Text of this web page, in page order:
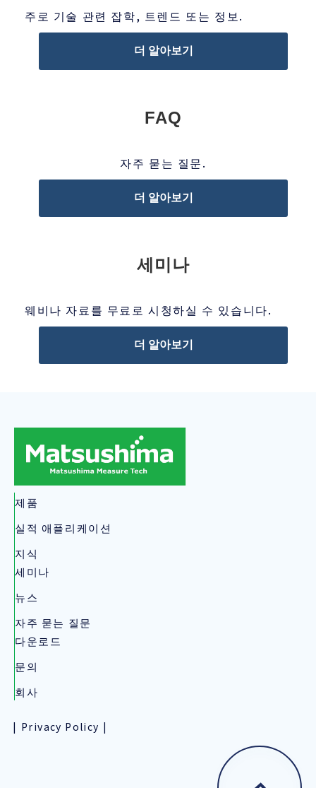
주로 기술 관련 잡학, 트렌드 또는 정보.
더 알아보기
FAQ
자주 묻는 질문.
더 알아보기
세미나
웨비나 자료를 무료로 시청하실 수 있습니다.
더 알아보기
제품
실적 애플리케이션
지식
세미나
뉴스
자주 묻는 질문
다운로드
문의
회사
Privacy Policy